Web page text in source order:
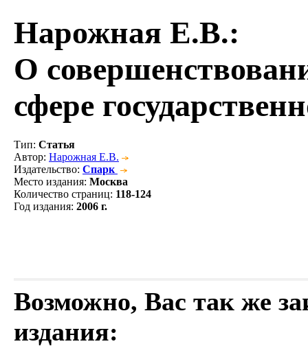
Нарожная Е.В.:
О
сфере
Тип: Статья
Автор: Нарожная Е.В.
Издательство: Спарк
Место издания: Москва
Количество страниц: 118-124
Год издания: 2006 г.
Возможно, Вас так же
издания: